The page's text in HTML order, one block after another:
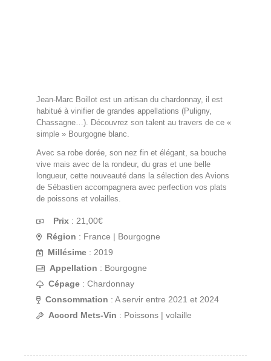
Jean-Marc Boillot est un artisan du chardonnay, il est
habitué à vinifier de grandes appellations (Puligny,
Chassagne…). Découvrez son talent au travers de ce «
simple » Bourgogne blanc.
Avec sa robe dorée, son nez fin et élégant, sa bouche
vive mais avec de la rondeur, du gras et une belle
longueur, cette nouveauté dans la sélection des Avions
de Sébastien accompagnera avec perfection vos plats
de poissons et volailles.
Prix : 21,00€
Région : France | Bourgogne
Millésime: 2019
Appellation : Bourgogne
Cépage : Chardonnay
Consommation : A servir entre 2021 et 2024
Accord Mets-Vin : Poissons | volaille